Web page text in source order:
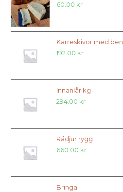
60.00 kr
Karreskivor med ben
192.00 kr
Innanlår kg
294.00 kr
Rådjur rygg
660.00 kr
Bringa